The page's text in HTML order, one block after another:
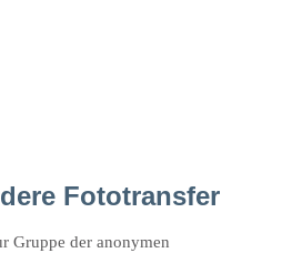
Fototransfer
Gruppe der anonymen